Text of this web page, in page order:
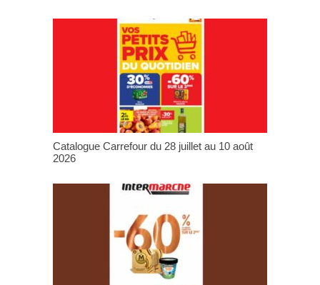
Catalogue Carrefour du 28 juillet au 10 août
2026